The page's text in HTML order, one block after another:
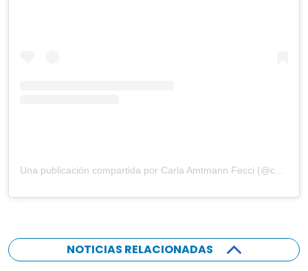
NOTICIAS RELACIONADAS